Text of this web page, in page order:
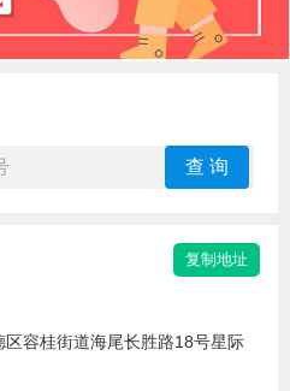
查 询
区容桂街道海尾长胜路18号星际